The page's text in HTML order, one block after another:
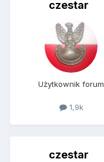
czestar
Użytkownik forum
1,9k
czestar